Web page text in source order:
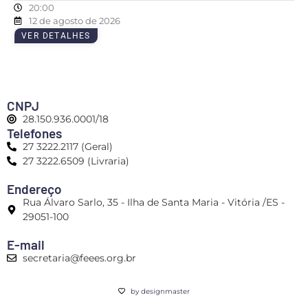
20:00
12 de agosto de 2026
VER DETALHES
CNPJ
28.150.936.0001/18
Telefones
27 3222.2117 (Geral)
27 3222.6509 (Livraria)
Endereço
Rua Álvaro Sarlo, 35 - Ilha de Santa Maria - Vitória /ES -
29051-100
E-mail
secretaria@feees.org.br
by designmaster